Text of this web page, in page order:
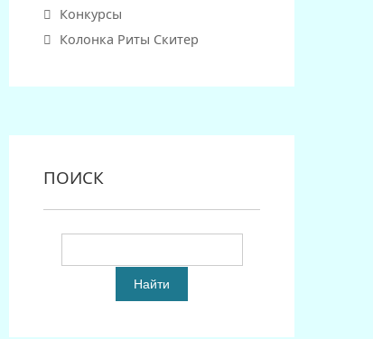
Конкурсы
Колонка Риты Скитер
ПОИСК